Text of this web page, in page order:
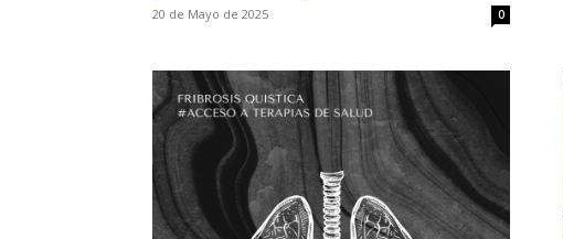
20 de Mayo de 2025 0